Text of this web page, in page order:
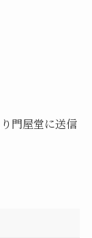
門屋堂に送信